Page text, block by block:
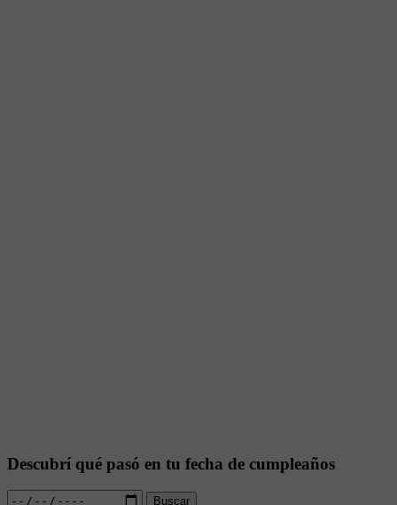
Descubrí qué pasó en tu fecha de cumpleaños
Buscar